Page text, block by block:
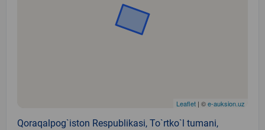
Leaflet | ©e-auksion.uz
Qoraqalpog`iston Respublikasi, To`rtko`l tumani,